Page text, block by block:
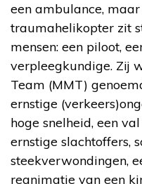
een ambulance,
traumahelikopter zit
mensen: een piloot,
verpleegkundige. Zij
Team (MMT)
ernstige
hoge snelheid, een
ernstige slachtoffers,
steekverwondingen,
reanimatie van een